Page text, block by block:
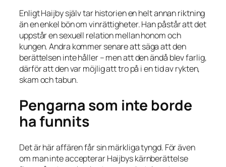
Enligt Haijby själv tar historien en helt annan riktning
än en enkel bön om vinrättigheter. Han påstår att det
uppstår en sexuell relation mellan honom och
kungen. Andra kommer senare att säga att den
berättelsen inte håller – men att den ändå blev farlig,
därför att den var möjlig att tro på i en tid av rykten,
skam och tabun.
Pengarna som inte borde
ha funnits
Det är här affären får sin märkliga tyngd. För även
om man inte accepterar Haijbys kärnberättelse